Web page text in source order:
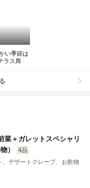
ラス席
菜＋ガレットスペシャリ
）
4品
デザートクレープ、お飲物